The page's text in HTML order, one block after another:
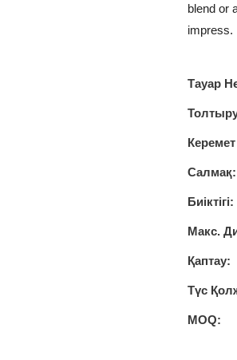
blend or
impress.
Тауар
Салмақ:
Биіктігі:
Макс.
Қаптау:
Түс
MOQ: